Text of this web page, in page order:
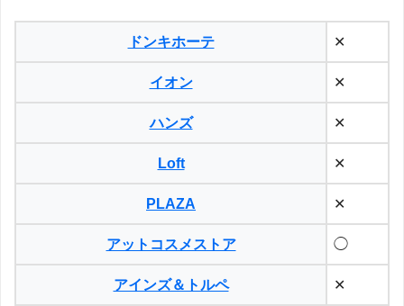
ドンキホーテ ✕
イオン ✕
ハンズ ✕
Loft ✕
PLAZA ✕
アットコスメストア ◯
アインズ＆トルペ ✕